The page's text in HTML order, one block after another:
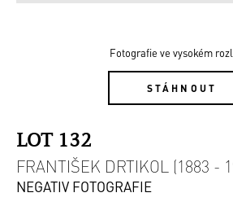
Fotografie ve vysokém
STÁHNOUT
LOT 132
FRANTIŠEK DRTIKOL (1883 -
NEGATIV FOTOGRAFIE